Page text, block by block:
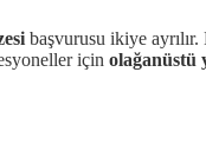
başvurusu ikiye
için olağanüstü